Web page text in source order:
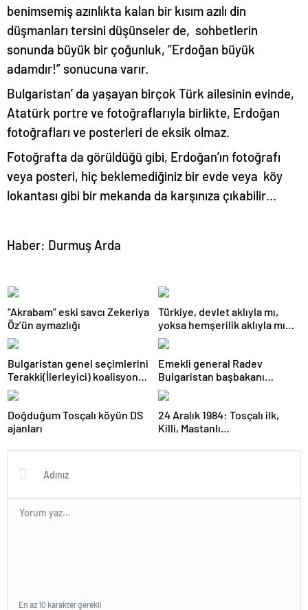
benimsemiş azınlıkta kalan bir kısım azılı din
düşmanları tersini düşünseler de, sohbetlerin
sonunda büyük bir çoğunluk, “Erdoğan büyük
adamdır!” sonucuna varır.
Bulgaristan’ da yaşayan birçok Türk ailesinin evinde,
Atatürk portre ve fotoğraflarıyla birlikte, Erdoğan
fotoğrafları ve posterleri de eksik olmaz.
Fotoğrafta da görüldüğü gibi, Erdoğan’ın fotoğrafı
veya posteri, hiç beklemediğiniz bir evde veya köy
lokantası gibi bir mekanda da karşınıza çıkabilir…
Haber: Durmuş Arda
“Akrabam” eski savcı Zekeriya
Öz’ün aymazlığı
Türkiye, devlet aklıyla mı,
yoksa hemşerilik aklıyla mı
yönetiliyor?
Bulgaristan genel seçimlerini
Terakki(İlerleyici) koalisyonu
kazandı
Emekli general Radev
Bulgaristan başbakanı
olabilecek mi?
Doğduğum Tosçalı köyün DS
ajanları
24 Aralık 1984: Tosçalı ilk,
Killi, Mastanlı…
En az 10 karakter gerekli